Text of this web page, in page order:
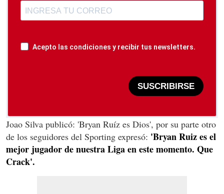
Acepto las condiciones y recibir tus newsletters.
SUSCRIBIRSE
Joao Silva publicó: 'Bryan Ruíz es Dios', por su parte otro
de los seguidores del Sporting expresó: 'Bryan Ruiz es el
mejor jugador de nuestra Liga en este momento. Que
Crack'.